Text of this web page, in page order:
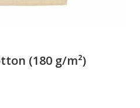
(180 g/m²)